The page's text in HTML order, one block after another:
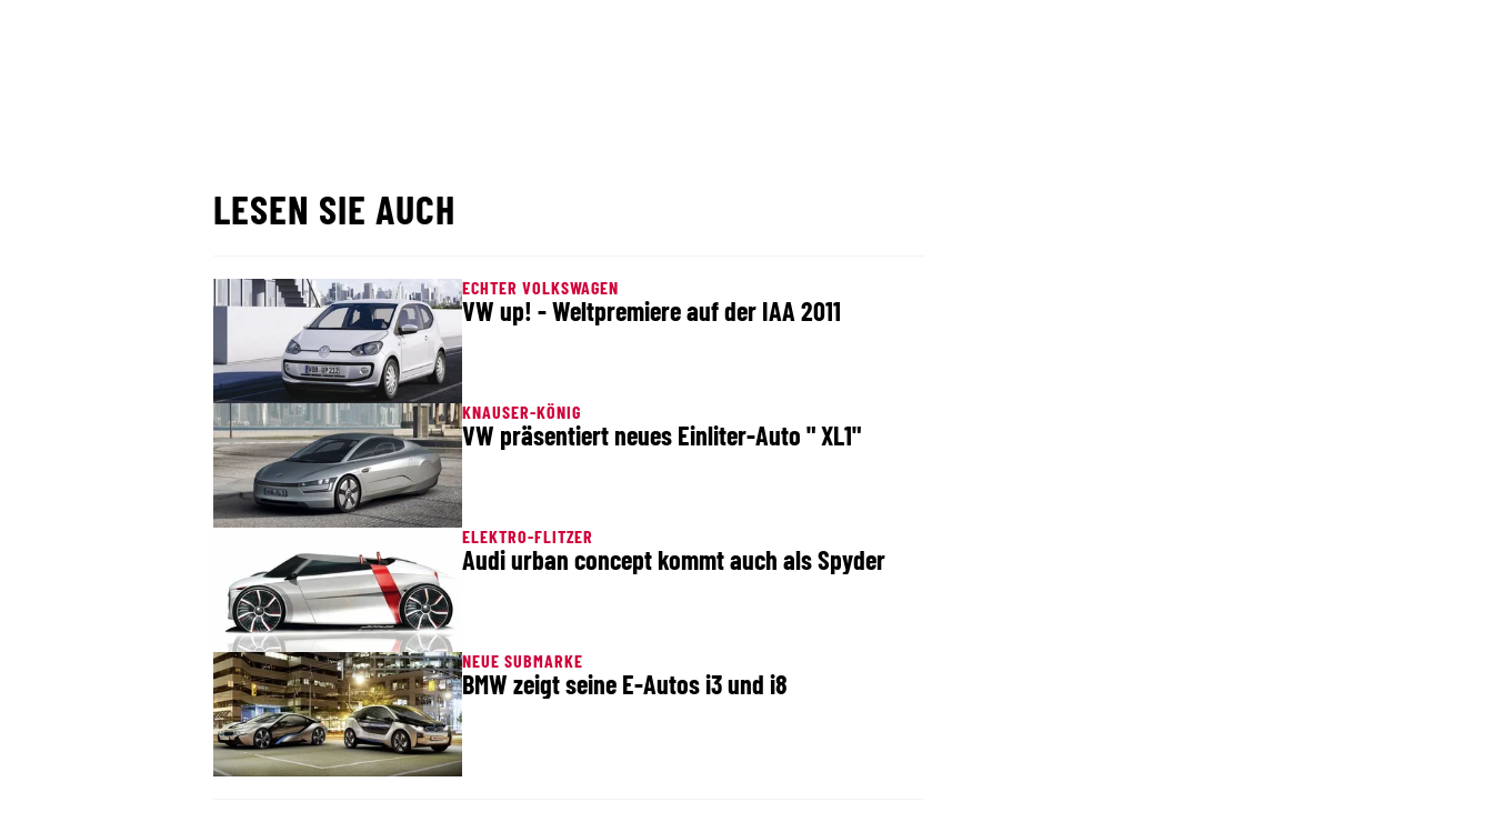
LESEN SIE AUCH
ECHTER VOLKSWAGEN
VW up! - Weltpremiere auf der IAA 2011
KNAUSER-KÖNIG
VW präsentiert neues Einliter-Auto " XL1"
ELEKTRO-FLITZER
Audi urban concept kommt auch als Spyder
NEUE SUBMARKE
BMW zeigt seine E-Autos i3 und i8